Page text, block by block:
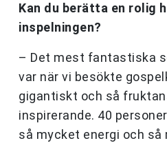
Kan du berätta en rolig
inspelningen?
– Det mest fantastiska
var när vi besökte
gigantiskt och så
inspirerande. 40
så mycket energi och